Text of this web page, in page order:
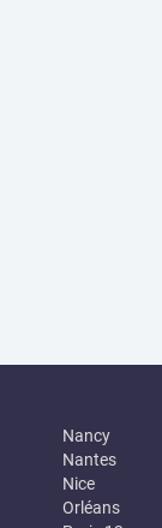
Nancy
Nantes
Nice
Orléans